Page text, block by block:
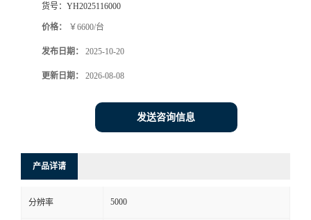
货号： YH2025116000
价格： ￥6600/台
发布日期： 2025-10-20
更新日期： 2026-08-08
发送咨询信息
产品详请
分辨率 5000